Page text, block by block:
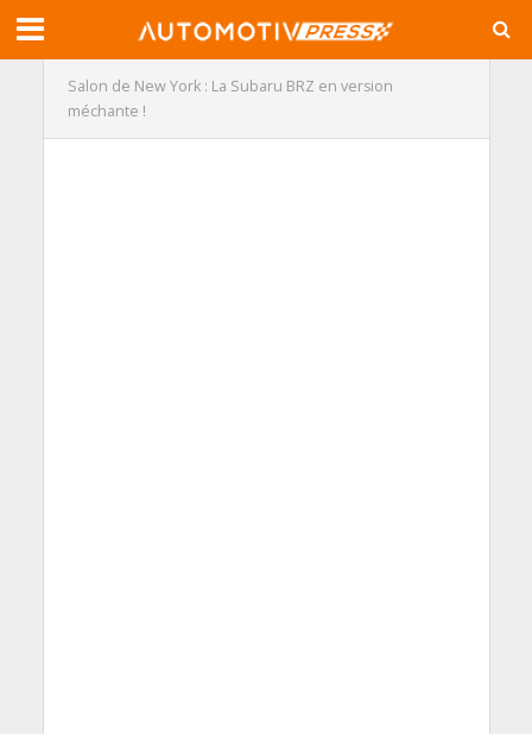
Salon de New York : La Subaru BRZ en version
méchante !